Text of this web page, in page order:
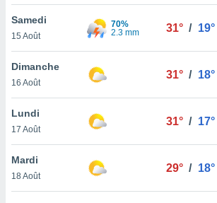
votre
à
en
le
Samedi
15 Août
70%
2.3 mm
31° / 19°
Dimanche
16 Août
31° / 18°
Lundi
17 Août
31° / 17°
Mardi
18 Août
29° / 18°